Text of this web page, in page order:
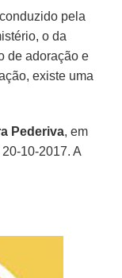
pela
o da
de adoração e
existe uma
Pederiva, em
20-10-2017. A